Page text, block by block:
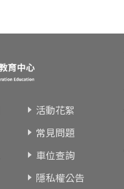
活動花絮
常見問題
車位查詢
隱私權公告